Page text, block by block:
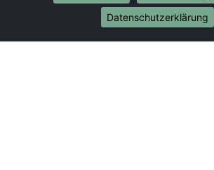
Internationale-Umzüge
Umzug von Ludwigsburg nach
Datenschutzerklärung